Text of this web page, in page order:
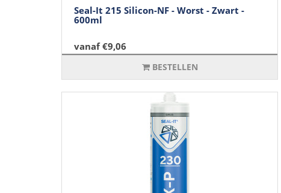
Seal-It 215 Silicon-NF - Worst - Zwart -
600ml
vanaf €9,06
BESTELLEN